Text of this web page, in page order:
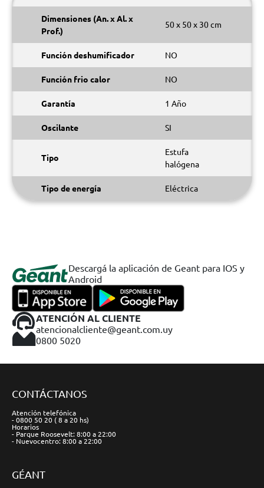
Dimensiones (An. x Al. x
Prof.)
50 x 50 x 30 cm
Función deshumificador NO
Función frio calor NO
Garantía 1 Año
Oscilante SI
Tipo
Estufa
halógena
Tipo de energía Eléctrica
Descargá la aplicación de Geant para IOS y
Android
ATENCIÓN AL CLIENTE
atencionalcliente@geant.com.uy
0800 5020
CONTÁCTANOS
Atención telefónica
- 0800 50 20 ( 8 a 20 hs)
Horarios
- Parque Roosevelt: 8:00 a 22:00
- Nuevocentro: 8:00 a 22:00
GÉANT